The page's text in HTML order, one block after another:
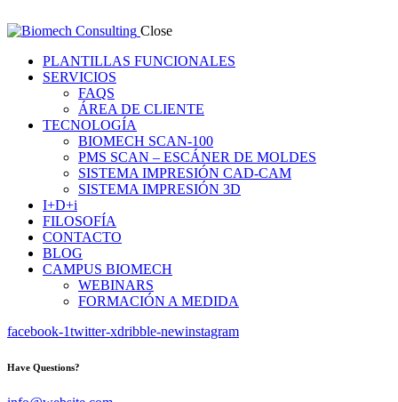
Close
PLANTILLAS FUNCIONALES
SERVICIOS
FAQS
ÁREA DE CLIENTE
TECNOLOGÍA
BIOMECH SCAN-100
PMS SCAN – ESCÁNER DE MOLDES
SISTEMA IMPRESIÓN CAD-CAM
SISTEMA IMPRESIÓN 3D
I+D+i
FILOSOFÍA
CONTACTO
BLOG
CAMPUS BIOMECH
WEBINARS
FORMACIÓN A MEDIDA
facebook-1twitter-xdribble-newinstagram
Have Questions?